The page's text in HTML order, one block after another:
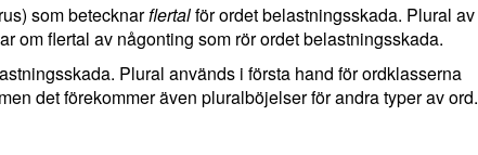
som betecknarflertalför ordet belastningsskada. Plural av
om flertal av någonting som rör ordet belastningsskada.
Plural används i första hand för ordklasserna
det förekommer även pluralböjelser för andra typer av ord.